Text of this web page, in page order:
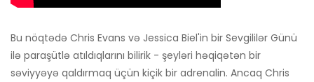
Bu nöqtədə Chris Evans və Jessica Biel'in bir Sevgililər Günü
ilə paraşütlə atıldıqlarını bilirik - şeyləri həqiqətən bir
səviyyəyə qaldırmaq üçün kiçik bir adrenalin. Ancaq Chris